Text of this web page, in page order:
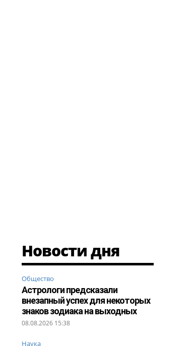
Новости дня
Общество
Астрологи предсказали
внезапный успех для некоторых
знаков зодиака на выходных
08.08.2026 15:38
Наука